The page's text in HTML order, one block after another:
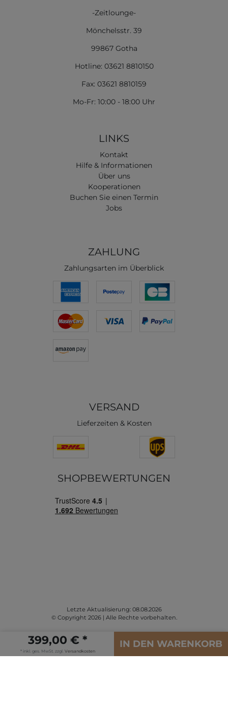
399,00 € *
* inkl. ges. MwSt. zzgl. Versandkosten
IN DEN WARENKORB
-Zeitlounge-
Mönchelsstr. 39
99867 Gotha
Hotline: 03621 8810150
Fax: 03621 8810159
Mo-Fr: 10:00 - 18:00 Uhr
LINKS
Kontakt
Hilfe & Informationen
Über uns
Kooperationen
Buchen Sie einen Termin
Jobs
ZAHLUNG
Zahlungsarten im Überblick
VERSAND
Lieferzeiten & Kosten
SHOPBEWERTUNGEN
Letzte Aktualisierung: 08.08.2026
© Copyright 2026 | Alle Rechte vorbehalten.